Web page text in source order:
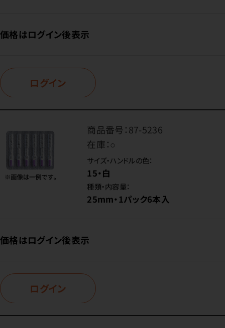
価格はログイン後表示
ログイン
商品番号：87-5236
在庫：○
サイズ・ハンドルの色：
15・白
種類・内容量：
25mm・1パック6本入
価格はログイン後表示
ログイン